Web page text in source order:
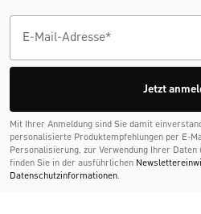
Jetzt
Mit Ihrer Anmeldung sind Sie damit
personalisierte Produktempfehlungen per E-
Personalisierung, zur Verwendung Ihrer
finden Sie in der ausführlichen
Datenschutzinformationen.